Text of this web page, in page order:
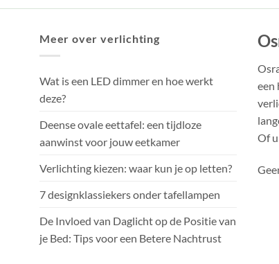
Meer over verlichting
Wat is een LED dimmer en hoe werkt
deze?
Deense ovale eettafel: een tijdloze
aanwinst voor jouw eetkamer
Verlichting kiezen: waar kun je op letten?
7 designklassiekers onder tafellampen
De Invloed van Daglicht op de Positie van
je Bed: Tips voor een Betere Nachtrust
een
Of